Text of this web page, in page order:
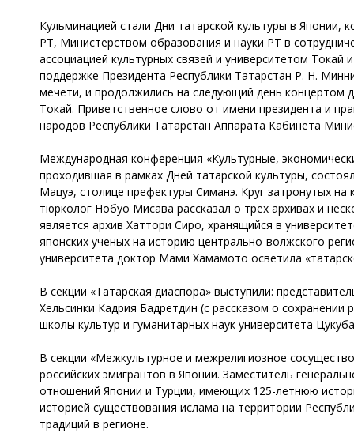
Кульминацией стали Дни татарской культуры в
РТ, Министерством образования и науки РТ в
ассоциацией культурных связей и университетом
поддержке Президента Республики Татарстан Р. Н.
мечети, и продолжились на следующий день концертом
Токай. Приветственное слово от имени президента и
народов Республики Татарстан Аппарата Кабинета
Международная конференция «Культурные,
проходившая в рамках Дней татарской культуры,
Мацуэ, столице префектуры Симанэ. Круг затронутых
тюрколог Нобуо Мисава рассказал о трех архивах и
является архив Хаттори Сиро, хранящийся в
японских ученых на историю центрально-волжского
университета доктор Мами Хамамото осветила
В секции «Татарская диаспора» выступили:
Хельсинки Кадрия Бадретдин (с рассказом о
школы культур и гуманитарных наук университета
В секции «Межкультурное и межрелигиозное
российских эмигрантов в Японии. Заместитель
отношений Японии и Турции, имеющих 125-летнюю
историей существования ислама на территории
традиций в регионе.